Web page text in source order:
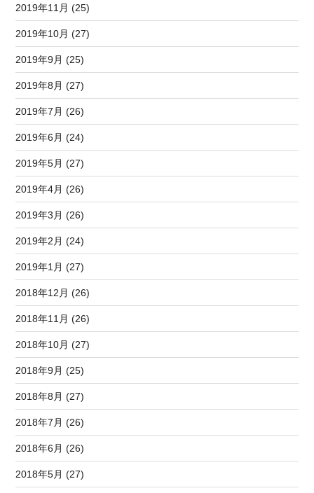
2019年11月 (25)
2019年10月 (27)
2019年9月 (25)
2019年8月 (27)
2019年7月 (26)
2019年6月 (24)
2019年5月 (27)
2019年4月 (26)
2019年3月 (26)
2019年2月 (24)
2019年1月 (27)
2018年12月 (26)
2018年11月 (26)
2018年10月 (27)
2018年9月 (25)
2018年8月 (27)
2018年7月 (26)
2018年6月 (26)
2018年5月 (27)